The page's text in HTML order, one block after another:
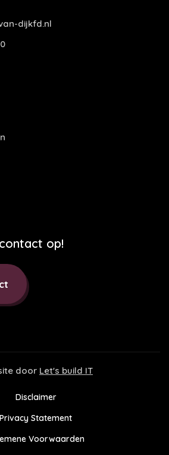
dijkfd.nl
op!
door Let's build IT
Disclaimer
Privacy Statement
Voorwaarden